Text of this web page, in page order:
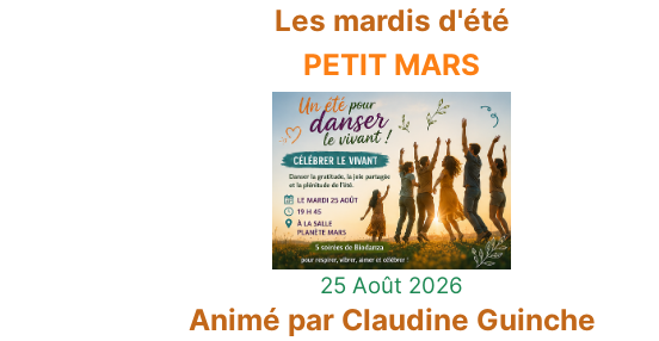
Les mardis d'été
PETIT MARS
25 Août 2026
Animé par Claudine Guinche